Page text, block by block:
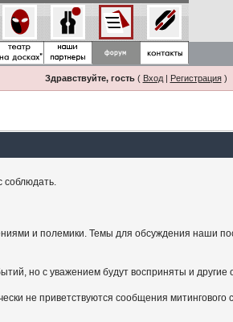
Здравствуйте, гость( Вход| Регистрация)
соблюдать.
и полемики. Темы для обсуждения наши
но с уважением будут восприняты и другие
не приветствуются сообщения